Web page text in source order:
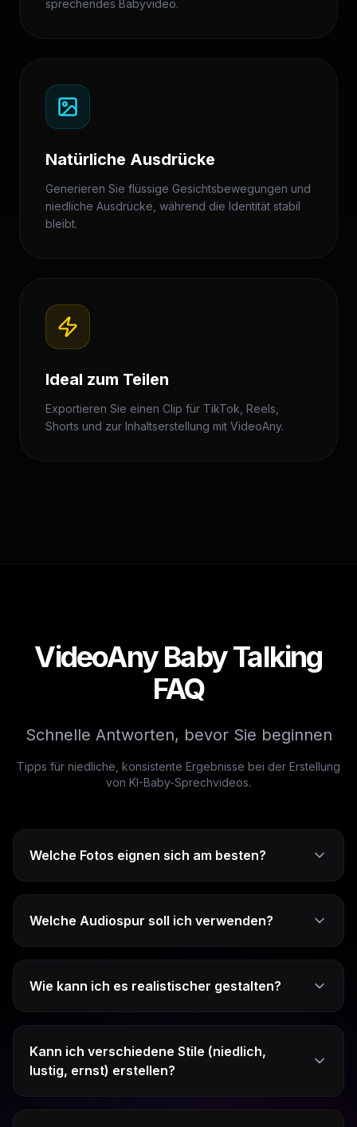
sprechendes Babyvideo.
Natürliche Ausdrücke
Generieren Sie flüssige Gesichtsbewegungen und
niedliche Ausdrücke, während die Identität stabil
bleibt.
Ideal zum Teilen
Exportieren Sie einen Clip für TikTok, Reels,
Shorts und zur Inhaltserstellung mit VideoAny.
VideoAny Baby Talking
FAQ
Schnelle Antworten, bevor Sie beginnen
Tipps für niedliche, konsistente Ergebnisse bei der Erstellung
von KI-Baby-Sprechvideos.
Welche Fotos eignen sich am besten?
Welche Audiospur soll ich verwenden?
Wie kann ich es realistischer gestalten?
Kann ich verschiedene Stile (niedlich,
lustig, ernst) erstellen?